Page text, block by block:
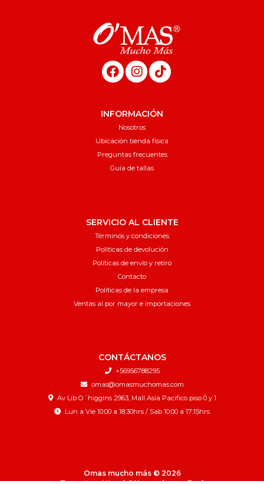
INFORMACIÓN
Nosotros
Ubicación tienda física
Preguntas frecuentes
Guía de tallas
SERVICIO AL CLIENTE
Términos y condiciones
Políticas de devolución
Políticas de envío y retiro
Contacto
Políticas de la empresa
Ventas al por mayor e importaciones
CONTÁCTANOS
+56956788295
omas@omasmuchomas.com
Av Lib O´higgins 2963, Mall Asia Pacifico piso 0 y 1
Lun a Vie 10:00 a 18:30hrs / Sab 10:00 a 17:15hrs
Omas mucho más © 2026